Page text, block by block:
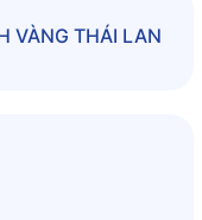
VÀNG THÁI LAN